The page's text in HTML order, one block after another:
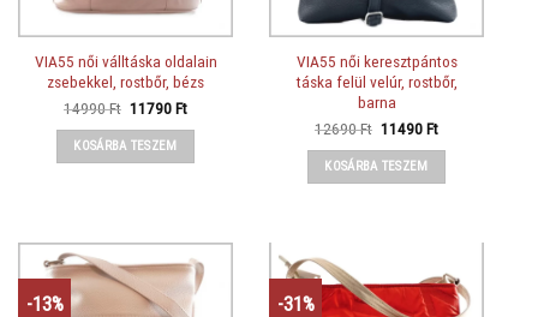
VIA55 női válltáska oldalain
zsebekkel, rostbőr, bézs
14990Ft Original
was:
14990 Ft.
11790FtCurrent
KOSÁRBA TESZEM
VIA55 női keresztpántos
táska felül velúr, rostbőr,
barna
12690Ft Original
was:
12690 Ft.
11490FtCurrent
KOSÁRBA TESZEM
-13% -31%